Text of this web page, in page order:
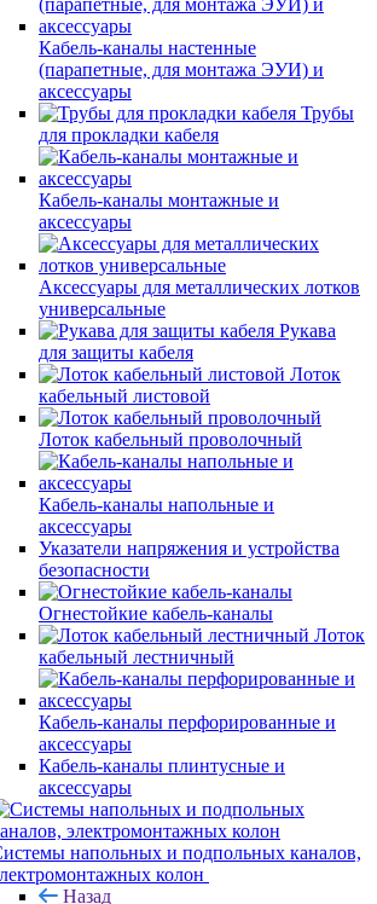
Кабель-каналы настенные
(парапетные, для монтажа ЭУИ) и
аксессуары
Трубы
для прокладки кабеля
Кабель-каналы монтажные и
аксессуары
Аксессуары для металлических лотков
универсальные
Рукава
для защиты кабеля
Лоток
кабельный листовой
Лоток кабельный проволочный
Кабель-каналы напольные и
аксессуары
Указатели напряжения и устройства
безопасности
Огнестойкие кабель-каналы
Лоток
кабельный лестничный
Кабель-каналы перфорированные и
аксессуары
Кабель-каналы плинтусные и
аксессуары
напольных и подпольных каналов,
колон
Назад